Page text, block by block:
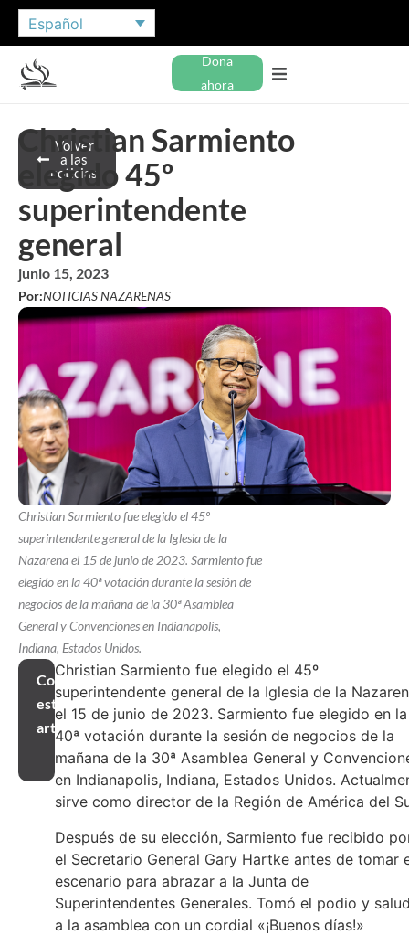
Español
Dona
ahora
Volver
a las
noticias
Christian Sarmiento
elegido 45º
superintendente
general
junio 15, 2023
Por:NOTICIAS NAZARENAS
Christian Sarmiento fue elegido el 45º
superintendente general de la Iglesia de la
Nazarena el 15 de junio de 2023. Sarmiento fue
elegido en la 40ª votación durante la sesión de
negocios de la mañana de la 30ª Asamblea
General y Convenciones en Indianapolis,
Indiana, Estados Unidos.
Compartir
este
artículo
Christian Sarmiento fue elegido el 45º
superintendente general de la Iglesia de la
el 15 de junio de 2023. Sarmiento fue elegido en la
40ª votación durante la sesión de negocios de la
mañana de la 30ª Asamblea General y
en Indianapolis, Indiana, Estados Unidos.
sirve como director de la Región de América del
Después de su elección, Sarmiento fue recibido
el Secretario General Gary Hartke antes de tomar
escenario para abrazar a la Junta de
Superintendentes Generales. Tomó el podio y
a la asamblea con un cordial «¡Buenos días!»